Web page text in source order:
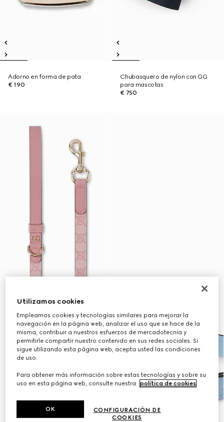
Adorno en forma de pata
€ 190
Chubasquero de nylon con GG
para mascotas
€ 750
Utilizamos cookies
Empleamos cookies y tecnologías similares para mejorar la
navegación en la página web, analizar el uso que se hace de la
misma, contribuir a nuestros esfuerzos de mercadotecnia y
permitirle compartir nuestro contenido en sus redes sociales. Si
sigue utilizando esta página web, acepta usted las condiciones
de uso.
Para obtener más información sobre estas tecnologías y sobre su
uso en esta página web, consulte nuestra
política de cookies.
CONFIGURACIÓN DE
COOKIES
OK